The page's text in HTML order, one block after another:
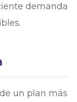
demanda
un plan más